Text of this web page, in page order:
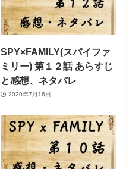
SPY×FAMILY(スパイファ
ミリー) 第１２話 あらすじ
と感想、ネタバレ
2020年7月16日